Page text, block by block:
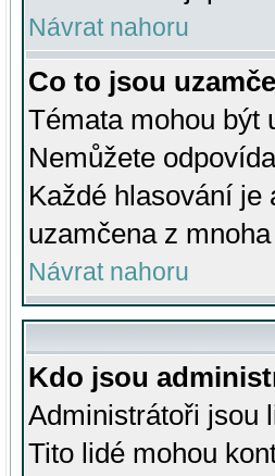
Návrat nahoru
Co to jsou
Témata mohou být
Nemůžete
Každé hlasování je
uzamčena z
Návrat nahoru
Kdo jsou
Administrátoři jsou
Tito lidé mohou